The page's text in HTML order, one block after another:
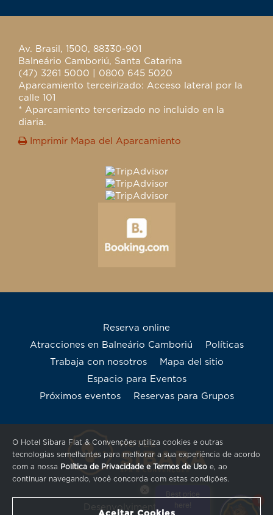
Av. Brasil, 1500, 88330-901
Balneário Camboriú, Santa Catarina
(47) 3261 5000 | 0800 645 5020
Aparcamiento terceirizado: Acceso lateral por la
calle 101
* Aparcamiento tercerizado no incluido en la
diaria.
Imprimir Mapa del Aparcamiento
Reserva online
Atracciones en Balneário Camboriú
Políticas
Trabaja con nosotros
Mapa del sitio
Espacio para Eventos
Próximos eventos
Reservas para Grupos
Desenvolvimento Quax
O Hotel Sibara Flat & Convenções utiliza cookies e outras
tecnologias semelhantes para melhorar a sua experiência de acordo
com a nossa Política de Privacidade e Termos de Uso e, ao
continuar navegando, você concorda com estas condições.
1